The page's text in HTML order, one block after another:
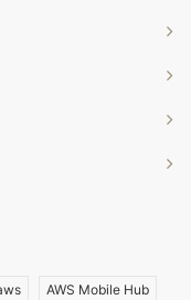
AWS Mobile Hub